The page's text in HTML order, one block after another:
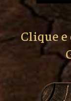
Clique e